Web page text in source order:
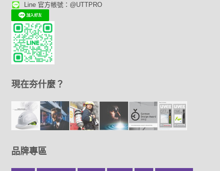
Line 官方帳號：@UTTPRO
現在夯什麼？
品牌專區